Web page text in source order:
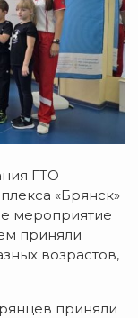
ГТО
«Брянск»
мероприятие
приняли
возрастов,
приняли